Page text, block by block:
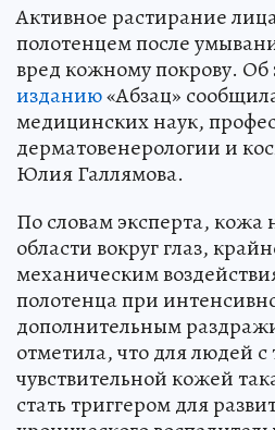
Активное растирание
полотенцем после
вред кожному покрову. Об
изданию«Абзац»
медицинских наук,
дерматовенерологии и
Юлия Галлямова.
По словам эксперта, кожа
области вокруг глаз,
механическим
полотенца при
дополнительным
отметила, что для людей с
чувствительной кожей
стать триггером для